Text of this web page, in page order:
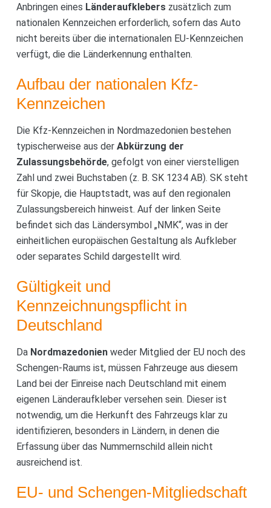
Anbringen eines Länderaufkleberszusätzlich zum
nationalen Kennzeichen erforderlich, sofern das Auto
nicht bereits über die internationalen EU-Kennzeichen
verfügt, die die Länderkennung enthalten.
Aufbau der nationalen Kfz-
Kennzeichen
Die Kfz-Kennzeichen in Nordmazedonien bestehen
typischerweise aus der Abkürzung der
Zulassungsbehörde, gefolgt von einer vierstelligen
Zahl und zwei Buchstaben (z. B. SK 1234 AB). SK steht
für Skopje, die Hauptstadt, was auf den regionalen
Zulassungsbereich hinweist. Auf der linken Seite
befindet sich das Ländersymbol „NMK“, was in der
einheitlichen europäischen Gestaltung als Aufkleber
oder separates Schild dargestellt wird.
Gültigkeit und
Kennzeichnungspflicht in
Deutschland
Da Nordmazedonienweder Mitglied der EU noch des
Schengen-Raums ist, müssen Fahrzeuge aus diesem
Land bei der Einreise nach Deutschland mit einem
eigenen Länderaufkleber versehen sein. Dieser ist
notwendig, um die Herkunft des Fahrzeugs klar zu
identifizieren, besonders in Ländern, in denen die
Erfassung über das Nummernschild allein nicht
ausreichend ist.
EU- und Schengen-Mitgliedschaft